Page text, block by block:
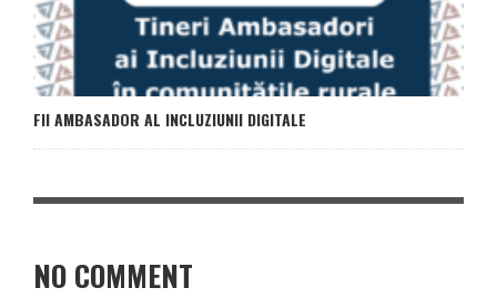
FII AMBASADOR AL INCLUZIUNII DIGITALE
NO COMMENT